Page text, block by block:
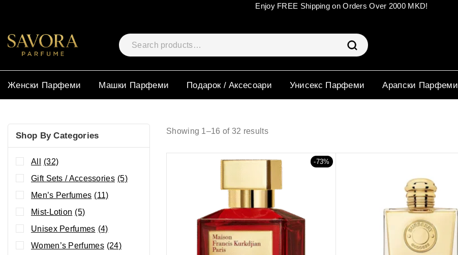
Enjoy FREE Shipping on Orders Over 2000 MKD!
Женски Парфеми Машки Парфеми Подарок / Аксесоари Унисекс Парфеми Арапски Парфеми
Showing 1–16 of 32 results
-73%
Shop By Categories
All
(32)
Gift Sets / Accessories (5)
Men’s Perfumes (11)
Mist-Lotion (5)
Unisex Perfumes (4)
Women’s Perfumes (24)